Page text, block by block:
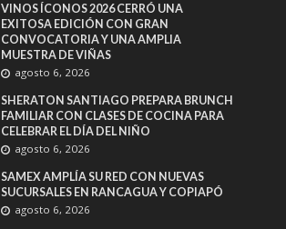
VINOS ÍCONOS 2026 CERRÓ UNA
EXITOSA EDICIÓN CON GRAN
CONVOCATORIA Y UNA AMPLIA
MUESTRA DE VIÑAS
agosto 6, 2026
SHERATON SANTIAGO PREPARA BRUNCH
FAMILIAR CON CLASES DE COCINA PARA
CELEBRAR EL DÍA DEL NIÑO
agosto 6, 2026
SAMEX AMPLÍA SU RED CON NUEVAS
SUCURSALES EN RANCAGUA Y COPIAPÓ
agosto 6, 2026